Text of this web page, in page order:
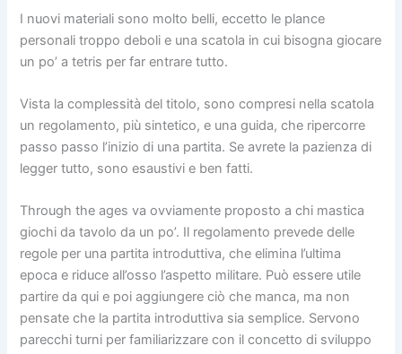
I nuovi materiali sono molto belli, eccetto le plance
personali troppo deboli e una scatola in cui bisogna giocare
un po’ a tetris per far entrare tutto.
Vista la complessità del titolo, sono compresi nella scatola
un regolamento, più sintetico, e una guida, che ripercorre
passo passo l’inizio di una partita. Se avrete la pazienza di
legger tutto, sono esaustivi e ben fatti.
Through the ages va ovviamente proposto a chi mastica
giochi da tavolo da un po’. Il regolamento prevede delle
regole per una partita introduttiva, che elimina l’ultima
epoca e riduce all’osso l’aspetto militare. Può essere utile
partire da qui e poi aggiungere ciò che manca, ma non
pensate che la partita introduttiva sia semplice. Servono
parecchi turni per familiarizzare con il concetto di sviluppo